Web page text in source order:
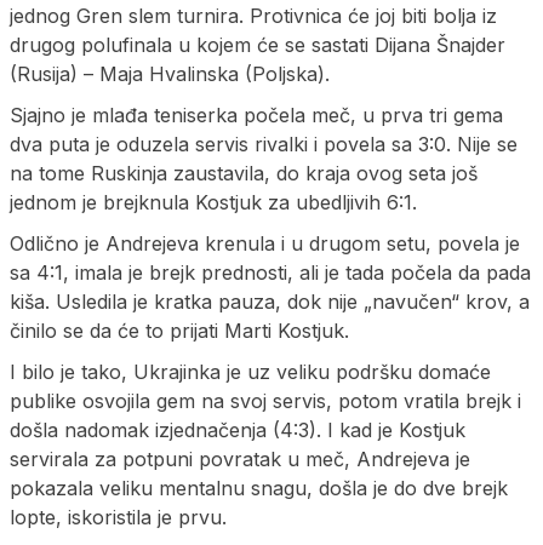
jednog Gren slem turnira. Protivnica će joj biti bolja iz
drugog polufinala u kojem će se sastati Dijana Šnajder
(Rusija) – Maja Hvalinska (Poljska).
Sjajno je mlađa teniserka počela meč, u prva tri gema
dva puta je oduzela servis rivalki i povela sa 3:0. Nije se
na tome Ruskinja zaustavila, do kraja ovog seta još
jednom je brejknula Kostjuk za ubedljivih 6:1.
Odlično je Andrejeva krenula i u drugom setu, povela je
sa 4:1, imala je brejk prednosti, ali je tada počela da pada
kiša. Usledila je kratka pauza, dok nije „navučen“ krov, a
činilo se da će to prijati Marti Kostjuk.
I bilo je tako, Ukrajinka je uz veliku podršku domaće
publike osvojila gem na svoj servis, potom vratila brejk i
došla nadomak izjednačenja (4:3). I kad je Kostjuk
servirala za potpuni povratak u meč, Andrejeva je
pokazala veliku mentalnu snagu, došla je do dve brejk
lopte, iskoristila je prvu.